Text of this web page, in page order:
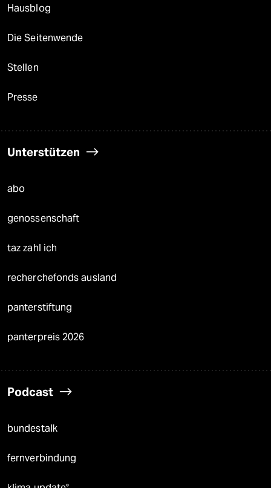
Hausblog
Die Seitenwende
Stellen
Presse
Unterstützen
abo
genossenschaft
taz zahl ich
recherchefonds ausland
panterstiftung
panterpreis 2026
Podcast
bundestalk
fernverbindung